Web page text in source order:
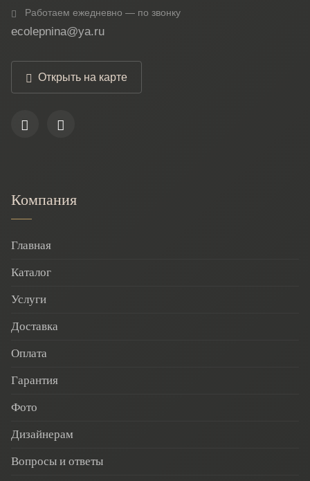
Работаем ежедневно — по звонку
ecolepnina@ya.ru
Открыть на карте
Компания
Главная
Каталог
Услуги
Доставка
Оплата
Гарантия
Фото
Дизайнерам
Вопросы и ответы